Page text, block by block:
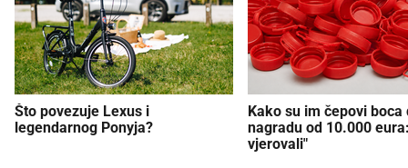
Što povezuje Lexus i
legendarnog Ponyja?
Kako su im čepovi boca
nagradu od 10.000
vjerovali"